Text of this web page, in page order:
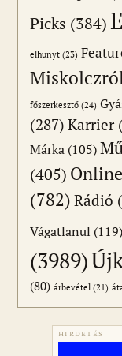
Picks (384)
elhunyt (23)
főszerkesztő (24)
(287) Karrier
Márka (105)
(405)
(782) Rádió
Vágatlanul (119)
(3989)
(80) árbevétel (21)
HIRDETÉS